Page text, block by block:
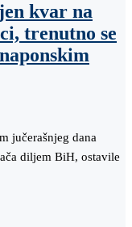
kvar na
trenutno se
jučerašnjeg dana
diljem BiH, ostavile